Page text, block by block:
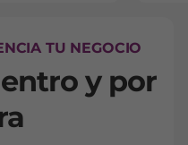
TU NEGOCIO
y por